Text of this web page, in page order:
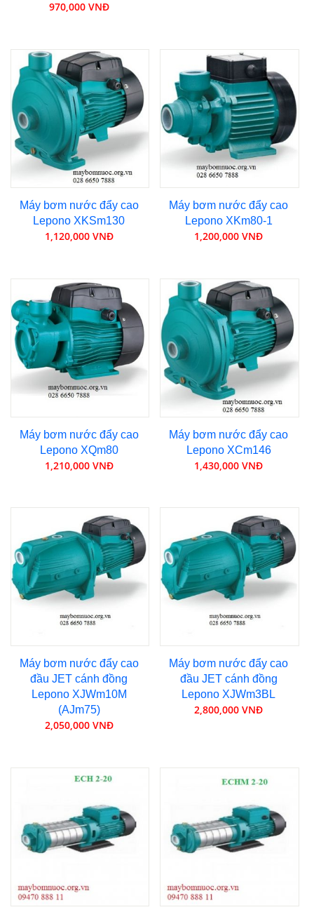
970,000 VNĐ
Máy bơm nước đẩy cao
Lepono XKSm130
1,120,000 VNĐ
Máy bơm nước đẩy cao
Lepono XKm80-1
1,200,000 VNĐ
Máy bơm nước đẩy cao
Lepono XQm80
1,210,000 VNĐ
Máy bơm nước đẩy cao
Lepono XCm146
1,430,000 VNĐ
Máy bơm nước đẩy cao
đầu JET cánh đồng
Lepono XJWm10M
(AJm75)
2,050,000 VNĐ
Máy bơm nước đẩy cao
đầu JET cánh đồng
Lepono XJWm3BL
2,800,000 VNĐ